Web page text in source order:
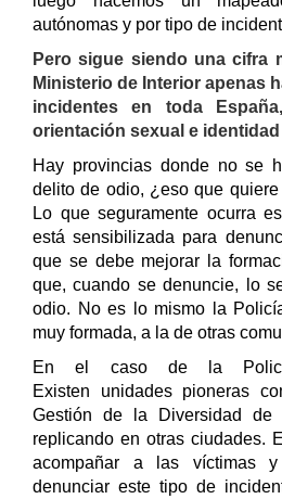
autónomas y por tipo de
Pero sigue siendo una cifra
Ministerio de Interior apenas
incidentes en toda
orientación sexual e
Hay provincias donde no se
delito de odio, ¿eso que
Lo que seguramente ocurra
está sensibilizada para
que se debe mejorar la
que, cuando se denuncie, lo
odio. No es lo mismo la
muy formada, a la de otras
En el caso de la
Existen unidades pioneras
Gestión de la Diversidad de
replicando en otras ciudades.
acompañar a las víctimas
denunciar este tipo de